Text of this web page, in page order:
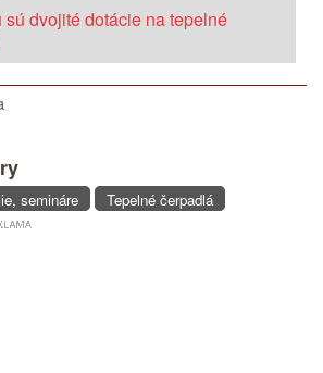
sú dvojité dotácie na tepelné
semináre Tepelné čerpadlá